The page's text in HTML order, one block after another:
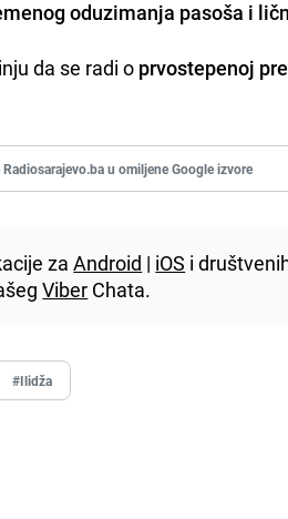
oduzimanja pasoša i
da se radi o prvostepenoj
u omiljene Google izvore
zaAndroid | iOS i
Viber Chata.
#Ilidža